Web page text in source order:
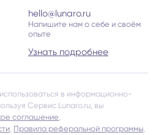
hello@lunaro.ru
Напишите нам о себе и своём
опыте
Узнать подробнее
в информационно-
Сервис Lunaro.ru, вы
соглашение,
, Правила реферальной программы,